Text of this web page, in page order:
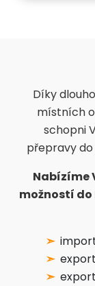
Díky
místních
schopni
přepravy
Nabízíme
možností